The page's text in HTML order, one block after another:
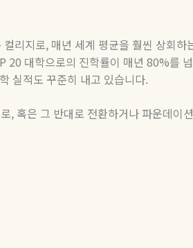
컬리지로, 매년 세계 평균을 훨씬 상회하
20 대학으로의 진학률이 매년 80%를
실적도 꾸준히 내고 있습니다.
로, 혹은 그 반대로 전환하거나 파운데이